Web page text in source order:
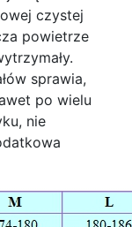
czystej
powietrze
sprawia,
po wielu
nie